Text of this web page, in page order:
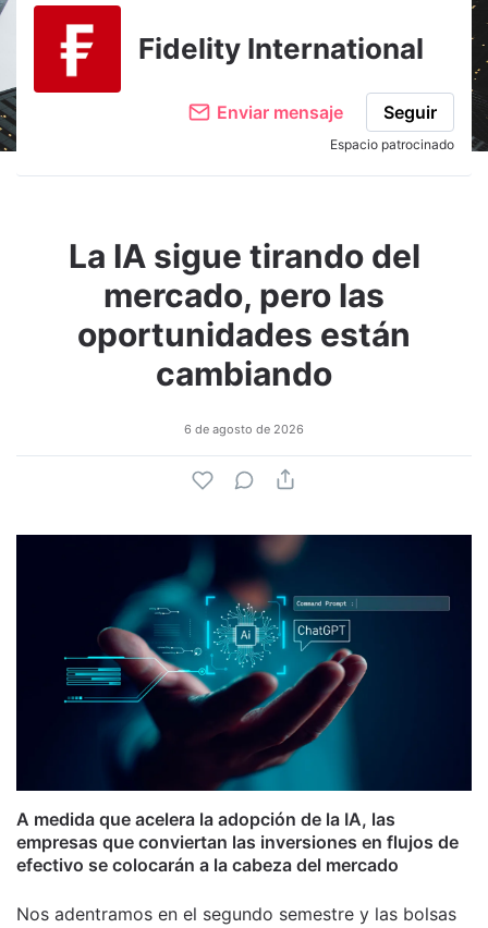
Fidelity International
Enviar mensaje Seguir
Espacio patrocinado
La IA sigue tirando del
mercado, pero las
oportunidades están
cambiando
6 de agosto de 2026
A medida que acelera la adopción de la IA, las
empresas que conviertan las inversiones en flujos de
efectivo se colocarán a la cabeza del mercado
Nos adentramos en el segundo semestre y las bolsas